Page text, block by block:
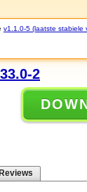
v1.1.0-5 (laatste stabiele
2
Reviews